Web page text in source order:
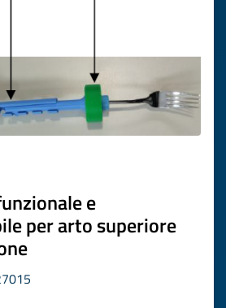
e
per arto superiore